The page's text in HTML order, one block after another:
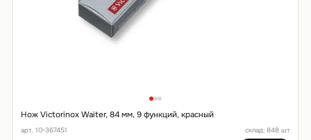
Нож Victorinox Waiter, 84 мм, 9 функций, красный
арт. 10-367451 склад: 848 шт